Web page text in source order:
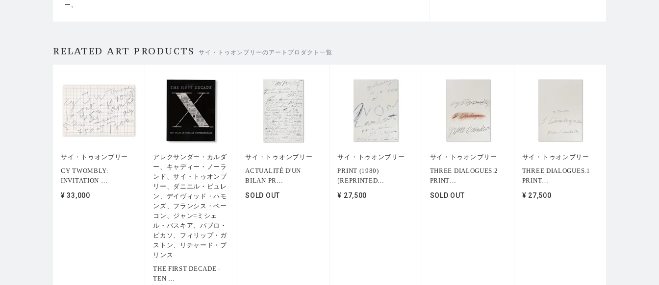
ー。
RELATED ART PRODUCTS サイ・トゥオンブリーのアートプロダクト一覧
サイ・トゥオンブリー
CY TWOMBLY:
INVITATION …
¥ 33,000
アレクサンダー・カルダ
ー、キャディー・ノーラ
ンド、サイ・トゥオンブ
リー、ダニエル・ビュレ
ン、デイヴィッド・ハモ
ンズ、フランシス・ベー
コン、ジャン=ミシェ
ル・バスキア、パブロ・
ピカソ、フィリップ・ガ
ストン、リチャード・プ
リンス
THE FIRST DECADE -
TEN …
サイ・トゥオンブリー
ACTUALITÉ D'UN
BILAN PR…
SOLD OUT
サイ・トゥオンブリー
PRINT (1980)
[REPRINTED…
¥ 27,500
サイ・トゥオンブリー
THREE DIALOGUES.2
PRINT…
SOLD OUT
サイ・トゥオンブリー
THREE DIALOGUES.1
PRINT…
¥ 27,500